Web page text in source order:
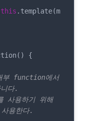
this .template(m
다.
용한다.